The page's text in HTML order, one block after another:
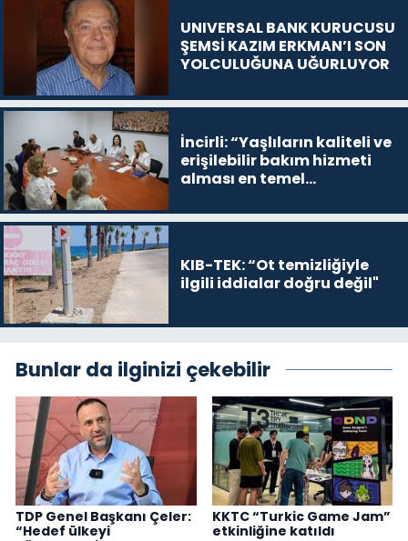
UNIVERSAL BANK KURUCUSU
ŞEMSİ KAZIM ERKMAN’I SON
YOLCULUĞUNA UĞURLUYOR
İncirli: “Yaşlıların kaliteli ve
erişilebilir bakım hizmeti
alması en temel
KIB-TEK: “Ot temizliğiyle
ilgili iddialar doğru değil"
Bunlar da ilginizi çekebilir
TDP Genel Başkanı Çeler:
“Hedef ülkeyi
KKTC “Turkic Game Jam”
etkinliğine katıldı